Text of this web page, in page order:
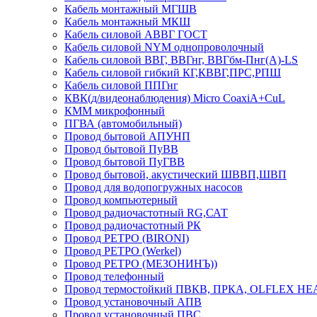
Кабель монтажный МГШВ
Кабель монтажный МКШ
Кабель силовой АВВГ ГОСТ
Кабель силовой NYM однопроволочный
Кабель силовой ВВГ, ВВГнг, ВВГбм-Пнг(А)-LS
Кабель силовой гибкий КГ,КВВГ,ПРС,РПШ
Кабель силовой ППГнг
КВК(д/видеонаблюдения) Micro CoaxiA+CuL
КММ микрофонный
ПГВА (автомобильный)
Провод бытовой АПУНП
Провод бытовой ПуВВ
Провод бытовой ПуГВВ
Провод бытовой, акустический ШВВП,ШВП
Провод для водопогружных насосов
Провод компьютерный
Провод радиочастотный RG,САТ
Провод радиочастотный РК
Провод РЕТРО (BIRONI)
Провод РЕТРО (Werkel)
Провод РЕТРО (МЕЗОНИНЪ))
Провод телефонный
Провод термостойкий ПВКВ, ПРКА, OLFLEX
Провод установочный АПВ